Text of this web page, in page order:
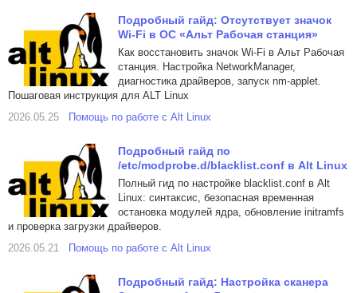
Подробный гайд: Отсутствует значок
Wi-Fi в ОС «Альт Рабочая станция»
Как восстановить значок Wi-Fi в Альт Рабочая
станция. Настройка NetworkManager,
диагностика драйверов, запуск nm-applet.
Пошаговая инструкция для ALT Linux
2026.05.25
Помощь по работе с Alt Linux
Подробный гайд по
/etc/modprobe.d/blacklist.conf в Alt Linux
Полный гид по настройке blacklist.conf в Alt
Linux: синтаксис, безопасная временная
остановка модулей ядра, обновление initramfs
и проверка загрузки драйверов.
2026.05.21
Помощь по работе с Alt Linux
Подробный гайд: Настройка сканера